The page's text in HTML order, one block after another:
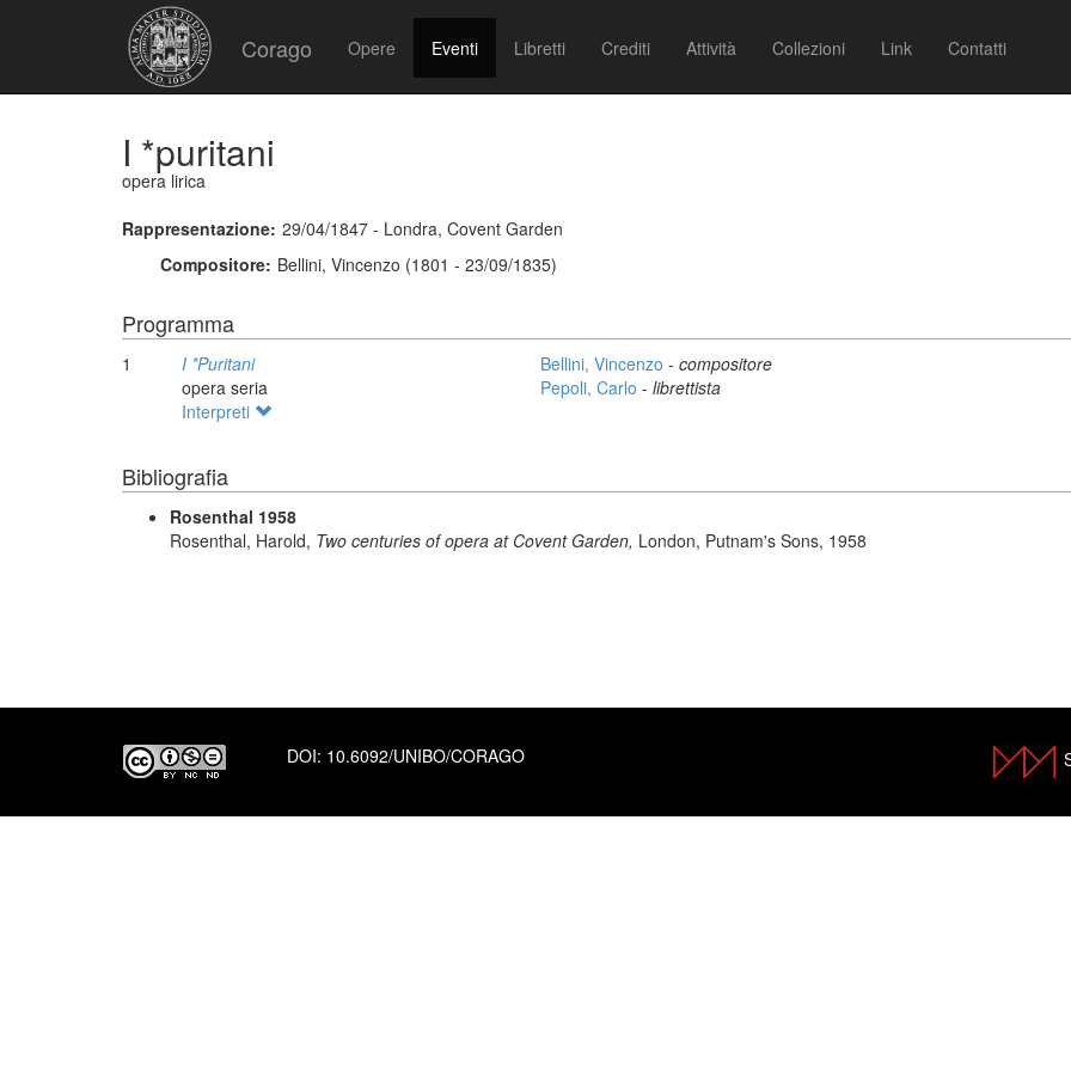
Corago Opere Eventi Libretti Crediti Attività Collezioni Link Contatti
I *puritani
opera lirica
Rappresentazione: 29/04/1847 - Londra, Covent Garden
Compositore: Bellini, Vincenzo (1801 - 23/09/1835)
Programma
1
I *Puritani
opera seria
Bellini, Vincenzo - compositore
Pepoli, Carlo - librettista
Interpreti
Bibliografia
Rosenthal 1958
Rosenthal, Harold, Two centuries of opera at Covent Garden, London, Putnam's Sons, 1958
DOI: 10.6092/UNIBO/CORAGO